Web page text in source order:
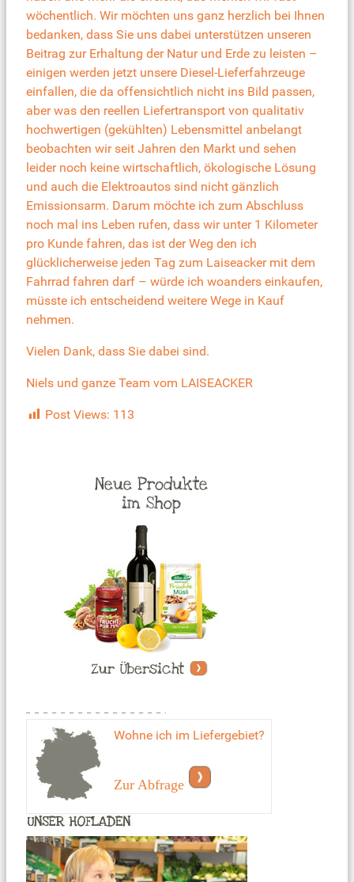
wöchentlich. Wir möchten uns ganz herzlich bei Ihnen
bedanken, dass Sie uns dabei unterstützen unseren
Beitrag zur Erhaltung der Natur und Erde zu leisten –
einigen werden jetzt unsere Diesel-Lieferfahrzeuge
einfallen, die da offensichtlich nicht ins Bild passen,
aber was den reellen Liefertransport von qualitativ
hochwertigen (gekühlten) Lebensmittel anbelangt
beobachten wir seit Jahren den Markt und sehen
leider noch keine wirtschaftlich, ökologische Lösung
und auch die Elektroautos sind nicht gänzlich
Emissionsarm. Darum möchte ich zum Abschluss
noch mal ins Leben rufen, dass wir unter 1 Kilometer
pro Kunde fahren, das ist der Weg den ich
glücklicherweise jeden Tag zum Laiseacker mit dem
Fahrrad fahren darf – würde ich woanders einkaufen,
müsste ich entscheidend weitere Wege in Kauf
nehmen.
Vielen Dank, dass Sie dabei sind.
Niels und ganze Team vom LAISEACKER
Post Views: 113
Wohne ich im Liefergebiet?
Zur Abfrage